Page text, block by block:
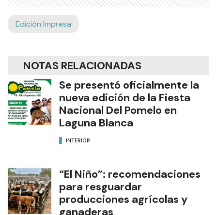
Edición Impresa
NOTAS RELACIONADAS
Se presentó oficialmente la
nueva edición de la Fiesta
Nacional Del Pomelo en
Laguna Blanca
INTERIOR
“El Niño”: recomendaciones
para resguardar
producciones agrícolas y
ganaderas